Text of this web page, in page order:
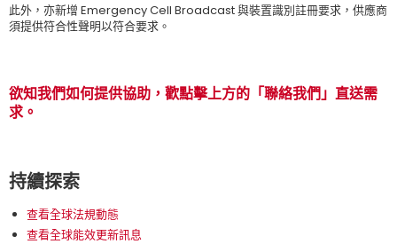
此外，亦新增 Emergency Cell Broadcast 與裝置識別註冊要求，供應商
須提供符合性聲明以符合要求。
欲知我們如何提供協助，歡點擊上方的「聯絡我們」直送需
求。
持續探索
查看全球法規動態
查看全球能效更新訊息